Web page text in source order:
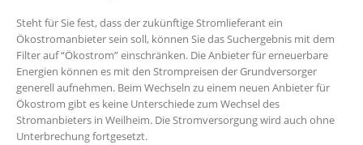
Steht für Sie fest, dass der zukünftige Stromlieferant ein
Ökostromanbieter sein soll, können Sie das Suchergebnis mit dem
Filter auf “Ökostrom” einschränken. Die Anbieter für erneuerbare
Energien können es mit den Strompreisen der Grundversorger
generell aufnehmen. Beim Wechseln zu einem neuen Anbieter für
Ökostrom gibt es keine Unterschiede zum Wechsel des
Stromanbieters in Weilheim. Die Stromversorgung wird auch ohne
Unterbrechung fortgesetzt.